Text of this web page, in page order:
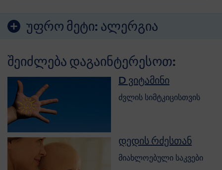
უფრო მეტი: ალერგია
შეიძლება დაგაინტერესოთ:
D ვიტამინი
ძვლის სიმტკიცისთვის
დედის რძესთან
მიახლოებული საკვები